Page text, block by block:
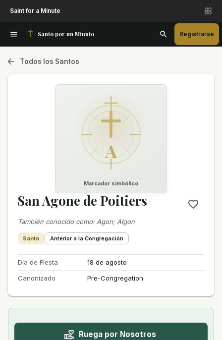
Saint for a Minute
Santo por un Minuto Registrarse
Todos los Santos
A
Marcador simbólico
San Agone de Poitiers
También conocido como: Agon; Algon
Santo Anterior a la Congregación
Día de Fiesta
18 de agosto
Canonizado
Pre-Congregation
Ruega por Nosotros